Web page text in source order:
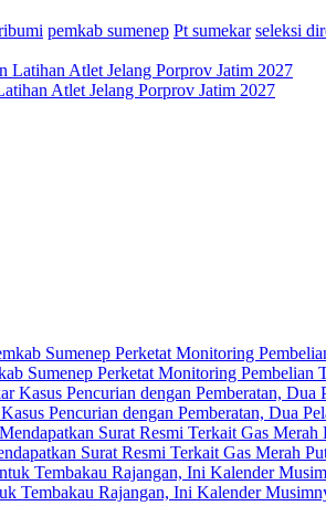
pemkab sumenep Pt sumekar seleksi
Atlet Jelang Porprov Jatim 2027
Sumenep Perketat Monitoring Pembelian
Pencurian dengan Pemberatan, Dua
Surat Resmi Terkait Gas Merah
Tembakau Rajangan, Ini Kalender